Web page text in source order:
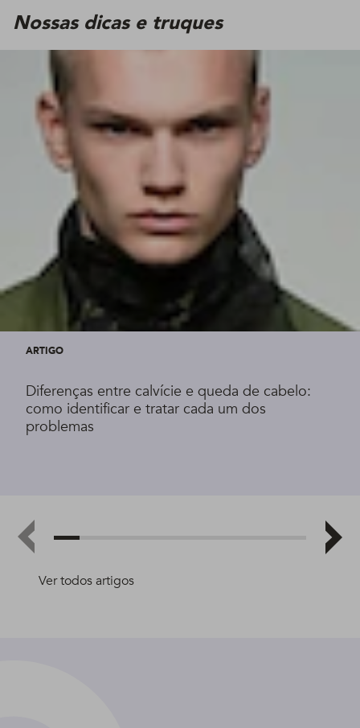
Nossas dicas e truques
Ver todos artigos
ARTIGO
Diferenças entre calvície e queda de cabelo:
como identificar e tratar cada um dos
problemas